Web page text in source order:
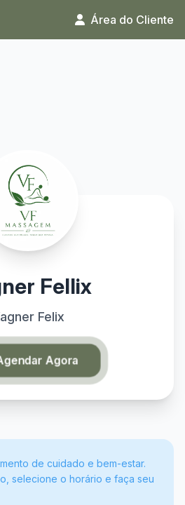
Área do Cliente
Fellix
Felix
Agora
de cuidado e bem-estar.
selecione o horário e faça seu